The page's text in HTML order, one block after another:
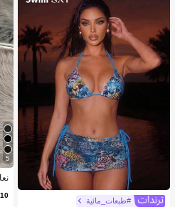
#طبعات_مائية
5